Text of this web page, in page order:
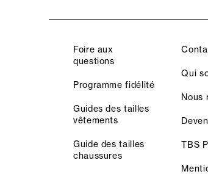
Foire aux
questions
Programme fidélité
Guides des tailles
vêtements
Guide des tailles
chaussures
Qui
Nous
TBS